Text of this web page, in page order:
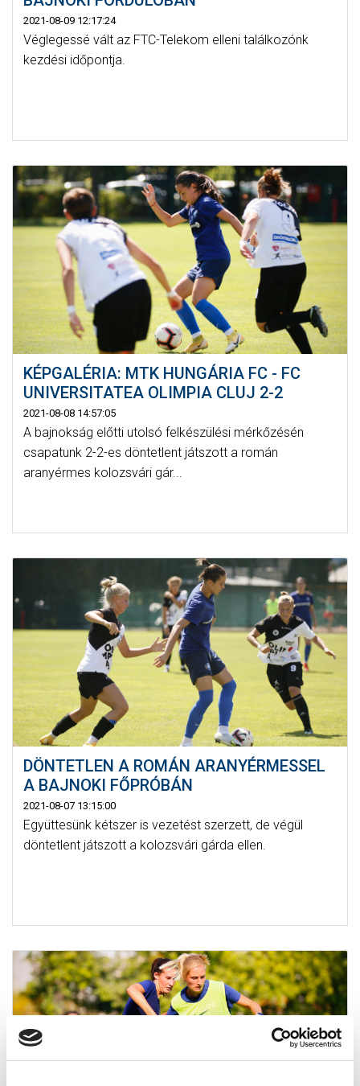
2021-08-09 12:17:24
Véglegessé vált az FTC-Telekom elleni találkozónk
kezdési időpontja.
KÉPGALÉRIA: MTK HUNGÁRIA FC - FC
UNIVERSITATEA OLIMPIA CLUJ 2-2
2021-08-08 14:57:05
A bajnokság előtti utolsó felkészülési mérkőzésén
csapatunk 2-2-es döntetlent játszott a román
aranyérmes kolozsvári gár...
DÖNTETLEN A ROMÁN ARANYÉRMESSEL
A BAJNOKI FŐPRÓBÁN
2021-08-07 13:15:00
Együttesünk kétszer is vezetést szerzett, de végül
döntetlent játszott a kolozsvári gárda ellen.